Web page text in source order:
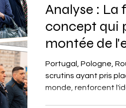
Analyse : La
concept qui
montée de
reflux de la
Portugal, Pologne,
scrutins ayant pris
monde, renforcent